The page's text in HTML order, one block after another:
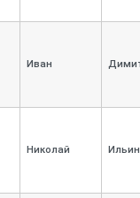
Иван
Николай Ильин